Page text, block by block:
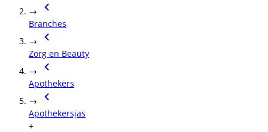
→
Branches
→
Zorg en Beauty
→
Apothekers
→
Apothekersjas
+